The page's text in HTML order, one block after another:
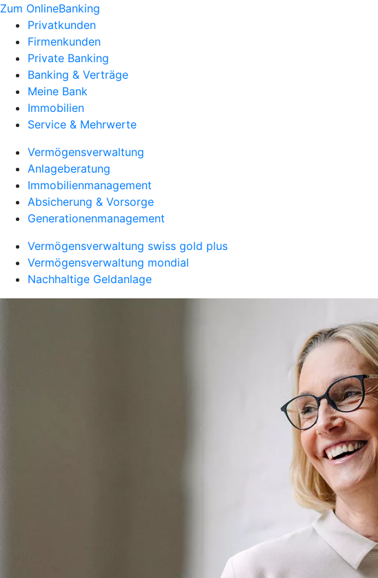
Zum OnlineBanking
Privatkunden
Firmenkunden
Private Banking
Banking & Verträge
Meine Bank
Immobilien
Service & Mehrwerte
Vermögensverwaltung
Anlageberatung
Immobilienmanagement
Absicherung & Vorsorge
Generationenmanagement
Vermögensverwaltung swiss gold plus
Vermögensverwaltung mondial
Nachhaltige Geldanlage